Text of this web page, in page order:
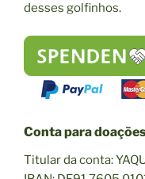
desses golfinhos.
Conta para
Titular da conta: